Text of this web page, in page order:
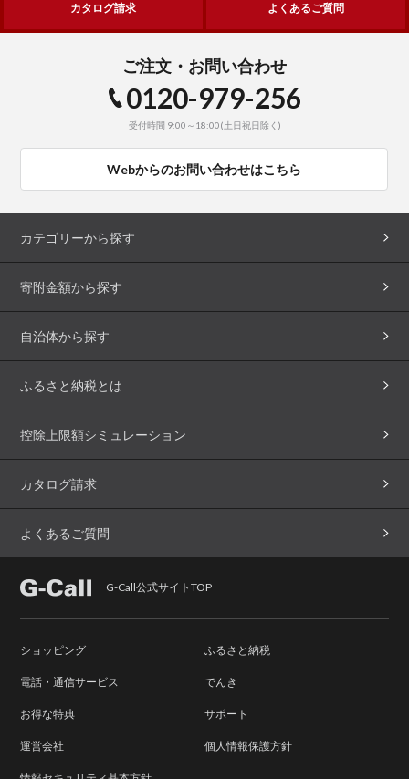
カタログ請求 よくあるご質問
ご注文・お問い合わせ
0120-979-256
受付時間 9:00～18:00(土日祝日除く)
Webからのお問い合わせはこちら
カテゴリーから探す
寄附金額から探す
自治体から探す
ふるさと納税とは
控除上限額シミュレーション
カタログ請求
よくあるご質問
G-Call公式サイトTOP
ショッピング ふるさと納税
電話・通信サービス でんき
お得な特典 サポート
運営会社 個人情報保護方針